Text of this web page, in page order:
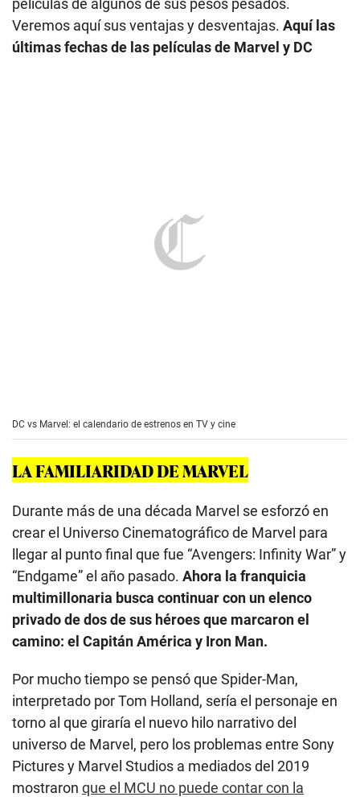
películas de algunos de sus pesos pesados.
Veremos aquí sus ventajas y desventajas. Aquí las
últimas fechas de las películas de Marvel y DC
DC vs Marvel: el calendario de estrenos en TV y cine
LA FAMILIARIDAD DE MARVEL
Durante más de una década Marvel se esforzó en
crear el Universo Cinematográfico de Marvel para
llegar al punto final que fue “Avengers: Infinity War” y
“Endgame” el año pasado. Ahora la franquicia
multimillonaria busca continuar con un elenco
privado de dos de sus héroes que marcaron el
camino: el Capitán América y Iron Man.
Por mucho tiempo se pensó que Spider-Man,
interpretado por Tom Holland, sería el personaje en
torno al que giraría el nuevo hilo narrativo del
universo de Marvel, pero los problemas entre Sony
Pictures y Marvel Studios a mediados del 2019
mostraron que el MCU no puede contar con la